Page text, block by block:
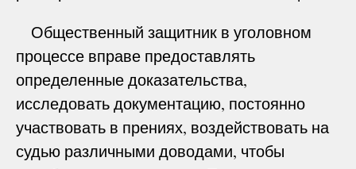
Общественный защитник в уголовном
процессе вправе предоставлять
определенные доказательства,
исследовать документацию, постоянно
участвовать в прениях, воздействовать на
судью различными доводами, чтобы